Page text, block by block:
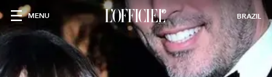
MENU BRAZIL